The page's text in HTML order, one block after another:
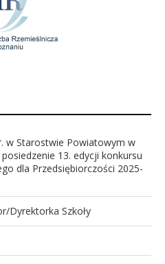
w Starostwie Powiatowym w
13. edycji konkursu
dla Przedsiębiorczości 2025-
Dyrektorka Szkoły